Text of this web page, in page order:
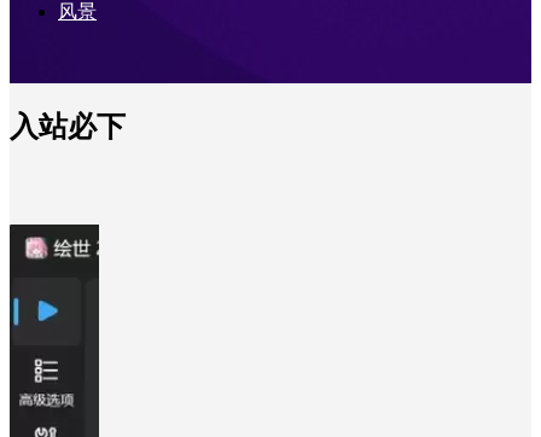
风景
入站必下